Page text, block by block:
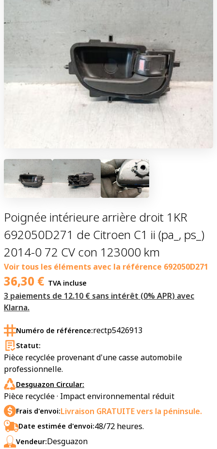
Poignée intérieure arrière droit 1KR
692050D271 de Citroen C1 ii (pa_, ps_)
2014-0 72 CV con 123000 km
Voir tous les éléments avec la référence 692050D271
36,30 € TVA incluse
3 paiements de 12.10 € sans intérêt (0% APR) avec
Klarna.
Numéro de référence:rectp5426913
Statut:
Pièce recyclée provenant d'une casse automobile
professionnelle.
Desguazon Circular:
Pièce recyclée · Impact environnemental réduit
Frais d'envoi:Livraison GRATUITE vers la péninsule.
Date estimée d'envoi:48/72 heures.
Vendeur:Desguazon